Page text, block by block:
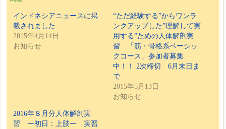
インドネシアニュースに掲
載されました
2015年4月14日
お知らせ
“ただ経験する”からワンラ
ンクアップした”理解して実
用する”ための人体解剖実
習 「筋・骨格系ベーシッ
クコース」参加者募集
中！！ 2次締切 6月末日ま
で
2015年5月13日
お知らせ
2016年８月分人体解剖実
習 ー初日：上肢ー 実習